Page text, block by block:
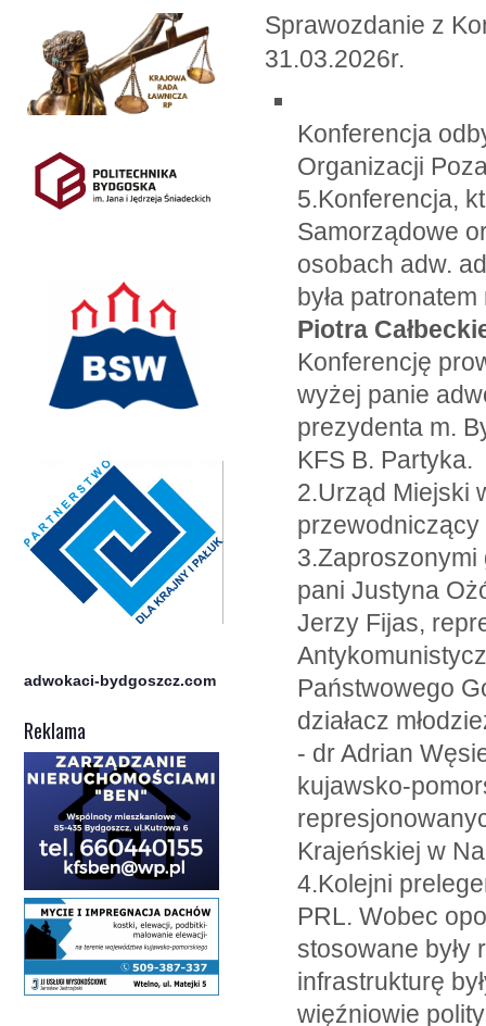
adwokaci-bydgoszcz.com
Reklama
Sprawozdanie z
31.03.2026r.
Konferencja
Organizacji
5.Konferencja,
Samorządowe
osobach adw.
była
Piotra
Konferencję
wyżej panie
prezydenta m.
KFS B. Partyka.
2.Urząd Miejski
przewodniczący
3.Zaproszonymi
pani Justyna
Jerzy Fijas,
Państwowego
działacz
- dr Adrian
kujawsko-
Krajeńskiej w
4.Kolejni
PRL. Wobec
stosowane
infrastrukturę
więźniowie